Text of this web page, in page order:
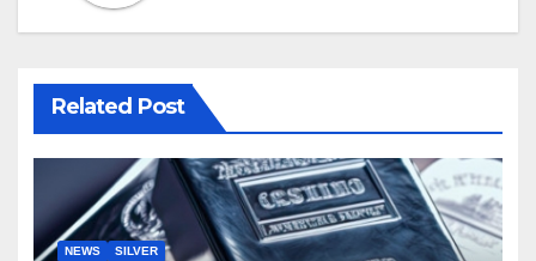
Related Post
NEWS SILVER